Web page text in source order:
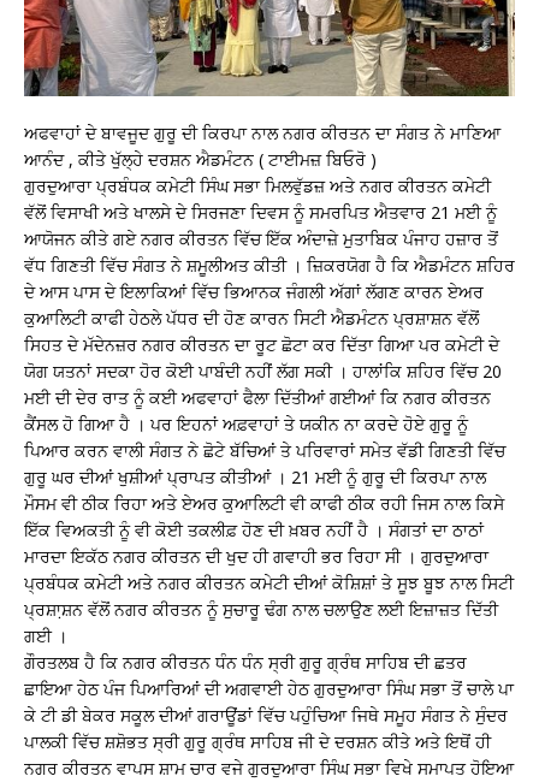
ਅਫਵਾਹਾਂ ਦੇ ਬਾਵਜੂਦ ਗੁਰੂ ਦੀ ਕਿਰਪਾ ਨਾਲ ਨਗਰ ਕੀਰਤਨ ਦਾ ਸੰਗਤ ਨੇ ਮਾਣਿਆ
ਆਨੰਦ , ਕੀਤੇ ਖੁੱਲ੍ਹੇ ਦਰਸ਼ਨ ਐਡਮੰਟਨ ( ਟਾਈਮਜ਼ ਬਿਓਰੋ )
ਗੁਰਦੁਆਰਾ ਪ੍ਰਬੰਧਕ ਕਮੇਟੀ ਸਿੰਘ ਸਭਾ ਮਿਲਵੁੱਡਜ਼ ਅਤੇ ਨਗਰ ਕੀਰਤਨ ਕਮੇਟੀ
ਵੱਲੋਂ ਵਿਸਾਖੀ ਅਤੇ ਖਾਲਸੇ ਦੇ ਸਿਰਜਣਾ ਦਿਵਸ ਨੂੰ ਸਮਰਪਿਤ ਐਤਵਾਰ 21 ਮਈ ਨੂੰ
ਆਯੋਜਨ ਕੀਤੇ ਗਏ ਨਗਰ ਕੀਰਤਨ ਵਿੱਚ ਇੱਕ ਅੰਦਾਜ਼ੇ ਮੁਤਾਬਿਕ ਪੰਜਾਹ ਹਜ਼ਾਰ ਤੋਂ
ਵੱਧ ਗਿਣਤੀ ਵਿੱਚ ਸੰਗਤ ਨੇ ਸ਼ਮੂਲੀਅਤ ਕੀਤੀ । ਜ਼ਿਕਰਯੋਗ ਹੈ ਕਿ ਐਡਮੰਟਨ ਸ਼ਹਿਰ
ਦੇ ਆਸ ਪਾਸ ਦੇ ਇਲਾਕਿਆਂ ਵਿੱਚ ਭਿਆਨਕ ਜੰਗਲੀ ਅੱਗਾਂ ਲੱਗਣ ਕਾਰਨ ਏਅਰ
ਕੁਆਲਿਟੀ ਕਾਫੀ ਹੇਠਲੇ ਪੱਧਰ ਦੀ ਹੋਣ ਕਾਰਨ ਸਿਟੀ ਐਡਮੰਟਨ ਪ੍ਰਸ਼ਾਸ਼ਨ ਵੱਲੋਂ
ਸਿਹਤ ਦੇ ਮੱਦੇਨਜ਼ਰ ਨਗਰ ਕੀਰਤਨ ਦਾ ਰੂਟ ਛੋਟਾ ਕਰ ਦਿੱਤਾ ਗਿਆ ਪਰ ਕਮੇਟੀ ਦੇ
ਯੋਗ ਯਤਨਾਂ ਸਦਕਾ ਹੋਰ ਕੋਈ ਪਾਬੰਦੀ ਨਹੀਂ ਲੱਗ ਸਕੀ । ਹਾਲਾਂਕਿ ਸ਼ਹਿਰ ਵਿੱਚ 20
ਮਈ ਦੀ ਦੇਰ ਰਾਤ ਨੂੰ ਕਈ ਅਫਵਾਹਾਂ ਫੈਲਾ ਦਿੱਤੀਆਂ ਗਈਆਂ ਕਿ ਨਗਰ ਕੀਰਤਨ
ਕੈਂਸਲ ਹੋ ਗਿਆ ਹੈ । ਪਰ ਇਹਨਾਂ ਅਫ਼ਵਾਹਾਂ ਤੇ ਯਕੀਨ ਨਾ ਕਰਦੇ ਹੋਏ ਗੁਰੂ ਨੂੰ
ਪਿਆਰ ਕਰਨ ਵਾਲੀ ਸੰਗਤ ਨੇ ਛੋਟੇ ਬੱਚਿਆਂ ਤੇ ਪਰਿਵਾਰਾਂ ਸਮੇਤ ਵੱਡੀ ਗਿਣਤੀ ਵਿੱਚ
ਗੁਰੂ ਘਰ ਦੀਆਂ ਖੁਸ਼ੀਆਂ ਪ੍ਰਾਪਤ ਕੀਤੀਆਂ । 21 ਮਈ ਨੂੰ ਗੁਰੂ ਦੀ ਕਿਰਪਾ ਨਾਲ
ਮੌਸਮ ਵੀ ਠੀਕ ਰਿਹਾ ਅਤੇ ਏਅਰ ਕੁਆਲਿਟੀ ਵੀ ਕਾਫੀ ਠੀਕ ਰਹੀ ਜਿਸ ਨਾਲ ਕਿਸੇ
ਇੱਕ ਵਿਅਕਤੀ ਨੂੰ ਵੀ ਕੋਈ ਤਕਲੀਫ਼ ਹੋਣ ਦੀ ਖ਼ਬਰ ਨਹੀਂ ਹੈ । ਸੰਗਤਾਂ ਦਾ ਠਾਠਾਂ
ਮਾਰਦਾ ਇਕੱਠ ਨਗਰ ਕੀਰਤਨ ਦੀ ਖੁਦ ਹੀ ਗਵਾਹੀ ਭਰ ਰਿਹਾ ਸੀ । ਗੁਰਦੁਆਰਾ
ਪ੍ਰਬੰਧਕ ਕਮੇਟੀ ਅਤੇ ਨਗਰ ਕੀਰਤਨ ਕਮੇਟੀ ਦੀਆਂ ਕੋਸ਼ਿਸ਼ਾਂ ਤੇ ਸੂਝ ਬੂਝ ਨਾਲ ਸਿਟੀ
ਪ੍ਰਸ਼ਾ਼ਸ਼ਨ ਵੱਲੋਂ ਨਗਰ ਕੀਰਤਨ ਨੂੰ ਸੁਚਾਰੂ ਢੰਗ ਨਾਲ ਚਲਾਉਣ ਲਈ ਇਜ਼ਾਜ਼ਤ ਦਿੱਤੀ
ਗਈ ।
ਗੌਰਤਲਬ ਹੈ ਕਿ ਨਗਰ ਕੀਰਤਨ ਧੰਨ ਧੰਨ ਸ੍ਰੀ ਗੁਰੂ ਗ੍ਰੰਥ ਸਾਹਿਬ ਦੀ ਛਤਰ
ਛਾਇਆ ਹੇਠ ਪੰਜ ਪਿਆਰਿਆਂ ਦੀ ਅਗਵਾਈ ਹੇਠ ਗੁਰਦੁਆਰਾ ਸਿੰਘ ਸਭਾ ਤੋਂ ਚਾਲੇ ਪਾ
ਕੇ ਟੀ ਡੀ ਬੇਕਰ ਸਕੂਲ ਦੀਆਂ ਗਰਾਊਂਡਾਂ ਵਿੱਚ ਪਹੁੰਚਿਆ ਜਿਥੇ ਸਮੂਹ ਸੰਗਤ ਨੇ ਸੁੰਦਰ
ਪਾਲਕੀ ਵਿੱਚ ਸ਼ਸ਼ੋਭਤ ਸ੍ਰੀ ਗੁਰੂ ਗ੍ਰੰਥ ਸਾਹਿਬ ਜੀ ਦੇ ਦਰਸ਼ਨ ਕੀਤੇ ਅਤੇ ਇਥੋਂ ਹੀ
ਨਗਰ ਕੀਰਤਨ ਵਾਪਸ ਸ਼ਾਮ ਚਾਰ ਵਜੇ ਗੁਰਦੁਆਰਾ ਸਿੰਘ ਸਭਾ ਵਿਖੇ ਸਮਾਪਤ ਹੋਇਆ